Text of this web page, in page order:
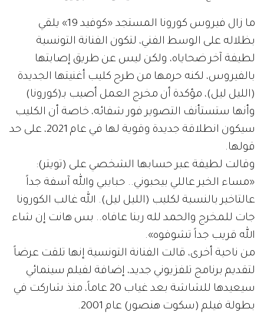
ما زال فيروس كورونا المستجد «كوفيد 19» يلقي
بظلاله على الوسط الفني، لتكون الفنانة التونسية
لطيفة آخر ضحاياه، ولكن ليس عن طريق إصابتها
بالفيروس، لكنه حرمها من طرح كليب أغنيتها الجديدة
(الليل ليل)، مؤكدة أن مخرج العمل أصيب بـ(كورونا)
وأنها ستستأنف التصوير فور شفائه، خاصة أن الكليب
سيكون انطلاقة جديدة وقوية لها في عام 2021، على حد
قولها.
وقالت لطيفة عبر حسابها الشخصي على (تويتر):
«مساء الخير عاللي بيحبوني.. حبايبي والله آسفة جداً
عالتاخير بالنسبة لكليب (الليل ليل). الله غالب الكورونا
جات للمخرج والحمد لله ربنا عافاه.. بس هانت إن شاء
الله قريب جداً تشوفوه».
من ناحية أخرى، قالت الفنانة التونسية إنها تلقت عرضاً
لتقديم برنامج تلفزيوني جديد، إضافة لفيلم سينمائي
سيعيدها للشاشة بعد غياب 20 عاماً، منذ شاركت في
بطولة فيلم (سكوت هنصور) عام 2001.